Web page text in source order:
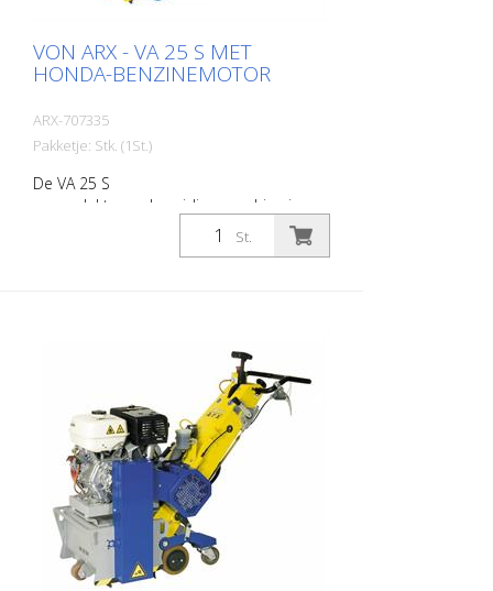
VON ARX - VA 25 S MET
HONDA-BENZINEMOTOR
ARX-707335
Pakketje: Stk. (1St.)
De VA 25 S
oppervlaktevoorbereidingsmachine is
ideaal voor middelgrote tot grote
oppervlakken. Uitgerust met een
uitdaging zijn de juiste schijven
beschikbaar. De VA 25 S is verkrijgbaar als
benzine- of elektrische machine. Zeer
goed bewezen als
afbakeningsfreesmachine voor
markeerbedrijven. Werkbreedte: 250 mm
Gewicht: ca. 95 - 105 kg (210 - 230 lbs)
Werking: Benzine Honda Vermogen: 6 kW
Werkbreedte: 250 mm (10'') Afstand tot
de muur: 67 mm (2,6'') Afmetingen: 950 x
455 x 1165 mm (37 x 18 x 46'') Standaard
St.